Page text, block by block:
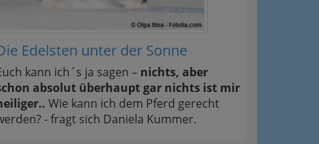
Edelsten unter der Sonne
kann ich´s ja sagen – nichts, aber
absolut überhaupt gar nichts ist mir
Wie kann ich dem Pferd gerecht
- fragt sich Daniela Kummer.